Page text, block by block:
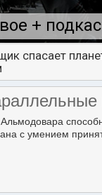
+
спасает
с умением